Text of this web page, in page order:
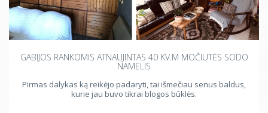
GABIJOS RANKOMIS ATNAUJINTAS 40 KV.M MOČIUTĖS SODO
NAMELIS
Pirmas dalykas ką reikėjo padaryti, tai išmečiau senus baldus,
kurie jau buvo tikrai blogos būklės.